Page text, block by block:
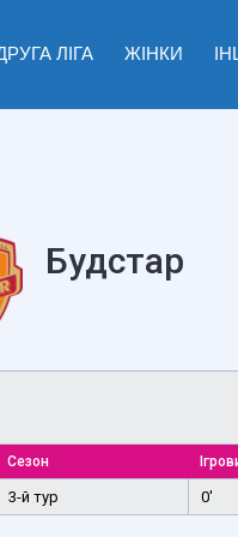
ЛІГА ЖІНКИ
Будстар
Сезон
3-й тур 0'